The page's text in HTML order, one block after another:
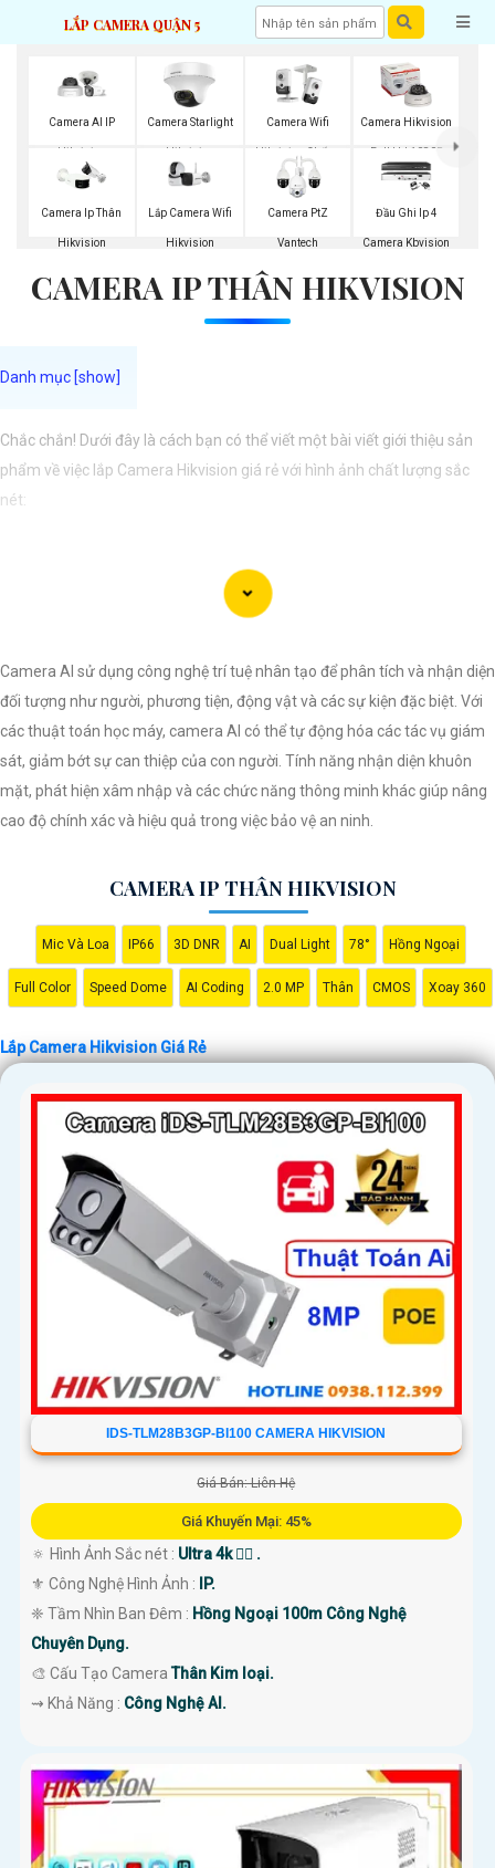
LẮP CAMERA QUẬN 5
Camera AI IP
Hikvision
Camera Starlight
Hikvision
Camera Wifi
Hikvision Chống
Trộm
Camera Hikvision
Full Hd 1080P
Camera Ip Thân
Hikvision
Lắp Camera Wifi
Hikvision
Camera PtZ
Vantech
Đầu Ghi Ip 4
Camera Kbvision
CAMERA IP THÂN HIKVISION
Chắc chắn! Dưới đây là cách bạn có thể viết một bài viết giới thiệu sản
phẩm về việc lắp Camera Hikvision giá rẻ với hình ảnh chất lượng sắc
nét:
Bạn đang tìm kiếm giải pháp an ninh hiệu quả và chi phí phải chăng cho
ngôi nhà hoặc doanh nghiệp của mình? Hãy cân nhắc lắp đặt Camera
chất lượng hình ảnh sắc nét và giá cả phải chăng, Camera Hikvision là
sự lựa chọn lý tưởng cho việc bảo vệ tài sản và an ninh cho mọi người.
Tại sao chọn Camera Hikvision?
- Chất lượng hình ảnh: Camera Hikvision mang đến hình ảnh chất lượng
cao, sắc nét và rõ ràng. Bạn sẽ không bỏ lỡ bất kỳ chi tiết nào trong quá
trình giám sát. - Giá cả phải chăng: Mặc dù chất lượng vượt trội, Camera
- Dễ sử dụng: Camera Hikvision được thiết kế đơn giản và dễ sử dụng,
giúp bạn dễ dàng cài đặt và vận hành mà không cần kỹ năng chuyên
môn.
Nơi mua Camera Hikvision giá rẻ
Nếu bạn quan tâm đến việc lắp Camera Hikvision với giá ưu đãi, hãy đến
ngay cửa hàng chuyên cung cấp sản phẩm an ninh uy tín. Với đội ngũ
nhân viên chuyên nghiệp, bạn sẽ được tư vấn cụ thể về sản phẩm phù
hợp với nhu cầu của mình.
Camera Hikvision không chỉ mang đến sự an toàn và bảo vệ cho ngôi
nhà hoặc doanh nghiệp của bạn, mà còn là lựa chọn thông minh với giá
cả phải chăng và hình ảnh chất lượng sắc nét. Hãy đầu tư vào an ninh và
yên tâm hơn với Camera Hikvision!
Hy vọng rằng bài viết giới thiệu trên sẽ giúp bạn thu hút được khách
hàng quan tâm đến sản phẩm Camera Hikvision giá rẻ và chất lượng.
Camera AI sử dụng công nghệ trí tuệ nhân tạo để phân tích và nhận diện
đối tượng như người, phương tiện, động vật và các sự kiện đặc biệt. Với
các thuật toán học máy, camera AI có thể tự động hóa các tác vụ giám
sát, giảm bớt sự can thiệp của con người. Tính năng nhận diện khuôn
mặt, phát hiện xâm nhập và các chức năng thông minh khác giúp nâng
cao độ chính xác và hiệu quả trong việc bảo vệ an ninh.
CAMERA IP THÂN HIKVISION
Mic Và Loa IP66 3D DNR AI Dual Light 78° Hồng Ngoại
Full Color Speed Dome AI Coding 2.0 MP Thân CMOS Xoay 360
Lắp Camera Hikvision Giá Rẻ
IDS-TLM28B3GP-BI100 CAMERA HIKVISION
Giá Bán: Liên Hệ
Giá Khuyến Mại: 45%
🔅 Hình Ảnh Sắc nét : Ultra 4k 👍🏾 .
⚜️ Công Nghệ Hình Ảnh :
IP.
❈ Tầm Nhìn Ban Đêm : Hồng Ngoại 100m Công Nghệ
Chuyên Dụng.
🎨 Cấu Tạo CameraThân Kim loại.
️⇝ Khả Năng : Công Nghệ AI.